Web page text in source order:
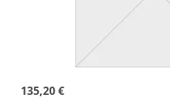
135,20 €